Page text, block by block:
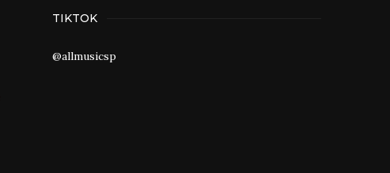
TIKTOK
@allmusicsp